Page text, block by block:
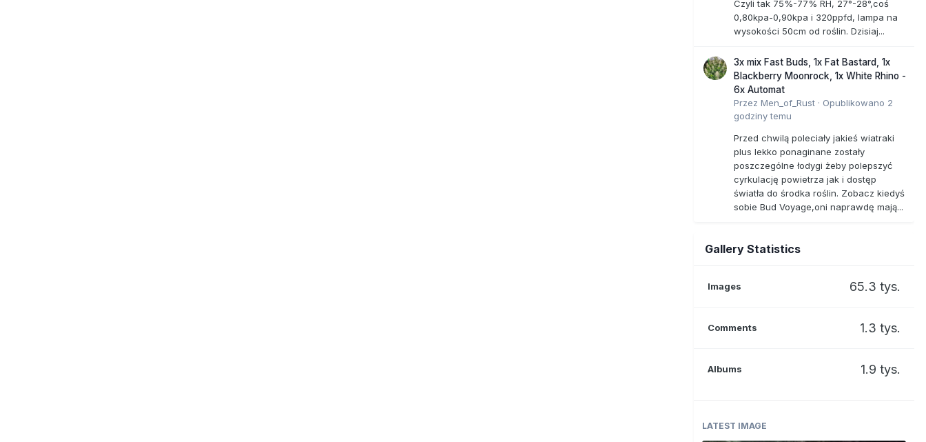
Czyli tak 75%-77% RH, 27°-28°,coś
0,80kpa-0,90kpa i 320ppfd, lampa na
wysokości 50cm od roślin. Dzisiaj...
3x mix Fast Buds, 1x Fat Bastard, 1x
Blackberry Moonrock, 1x White Rhino -
6x Automat
Przez Men_of_Rust · Opublikowano 2
godziny temu
Przed chwilą poleciały jakieś wiatraki
plus lekko ponaginane zostały
poszczególne łodygi żeby polepszyć
cyrkulację powietrza jak i dostęp
światła do środka roślin. Zobacz kiedyś
sobie Bud Voyage,oni naprawdę mają...
Gallery Statistics
Images 65.3 tys.
Comments 1.3 tys.
Albums 1.9 tys.
LATEST IMAGE